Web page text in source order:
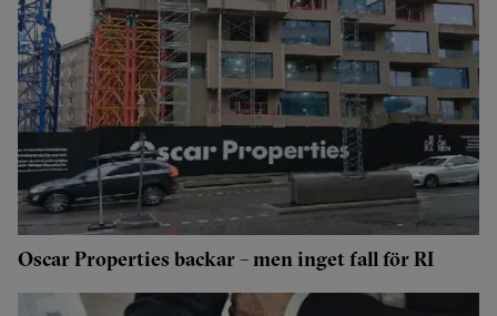
Oscar Properties backar – men inget fall för RI